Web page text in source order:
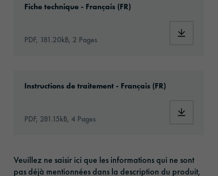
Fiche technique - Français (FR)
PDF, 181.20kB, 2 Pages
Instructions de traitement - Français (FR)
PDF, 281.15kB, 4 Pages
Veuillez ne saisir ici que les informations qui ne sont
pas déjà mentionnées dans la description du produit,